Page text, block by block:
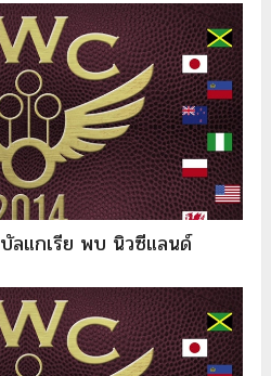
แกเรีย พบ นิวซีแลนด์